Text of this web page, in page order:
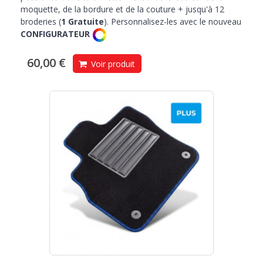
moquette, de la bordure et de la couture + jusqu'à 12
broderies (1 Gratuite). Personnalisez-les avec le nouveau
CONFIGURATEUR
60,00 € Voir produit